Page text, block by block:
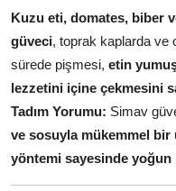
Kuzu eti, domates, biber
güveci, toprak kaplarda ve
sürede pişmesi, etin
lezzetini içine çekmesini
Tadım Yorumu: Simav
ve sosuyla mükemmel bir
yöntemi sayesinde